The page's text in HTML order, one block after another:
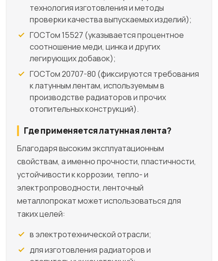
технология изготовления и методы
проверки качества выпускаемых изделий);
ГОСТом 15527 (указывается процентное
соотношение меди, цинка и других
легирующих добавок);
ГОСТом 20707-80 (фиксируются требования
к латунным лентам, используемым в
производстве радиаторов и прочих
отопительных конструкций).
Где применяется латунная лента?
Благодаря высоким эксплуатационным
свойствам, а именно прочности, пластичности,
устойчивости к коррозии, тепло- и
электропроводности, ленточный
металлопрокат может использоваться для
таких целей:
в электротехнической отрасли;
для изготовления радиаторов и